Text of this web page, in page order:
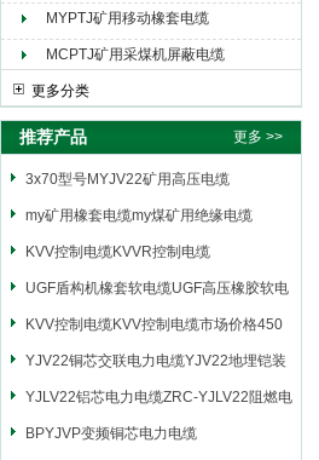
MYPTJ矿用移动橡套电缆
MCPTJ矿用采煤机屏蔽电缆
更多分类
推荐产品 更多 >>
3x70型号MYJV22矿用高压电缆
my矿用橡套电缆my煤矿用绝缘电缆
KVV控制电缆KVVR控制电缆
UGF盾构机橡套软电缆UGF高压橡胶软电
缆
KVV控制电缆KVV控制电缆市场价格450
YJV22铜芯交联电力电缆YJV22地埋铠装
电源电缆
YJLV22铝芯电力电缆ZRC-YJLV22阻燃电
力电缆
BPYJVP变频铜芯电力电缆